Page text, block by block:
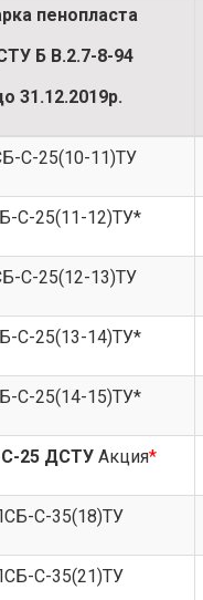
пенопласта
Б В.2.7-8-94
31.12.2019р.
С-25(10-11)ТУ
С-25(11-12)ТУ*
С-25(12-13)ТУ
С-25(13-14)ТУ*
С-25(14-15)ТУ*
25 ДСТУ Акция*
С-35(18)ТУ
С-35(21)ТУ